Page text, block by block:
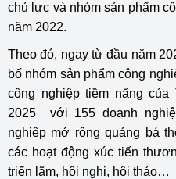
chủ lực và nhóm sản phẩm
năm 2022.
Theo đó, ngay từ đầu năm
bố nhóm sản phẩm công
công nghiệp tiềm năng
2025 với 155 doanh
nghiệp mở rộng quảng bá
các hoạt động xúc tiến
triển lãm, hội nghị, hội thảo…